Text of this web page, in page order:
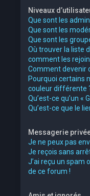
Niveaux
Que sont les
Que sont les
Que sont les
Où trouver la liste
comment les
Comment devenir
Pourquoi certains
couleur différente
Qu’est-ce qu’un «
Qu’est-ce que le
Messagerie
Je ne peux pas
Je reçois sans
J’ai reçu un spam
de ce forum !